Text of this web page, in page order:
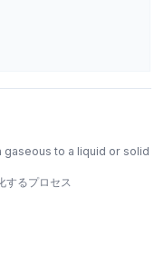
to a liquid or solid
するプロセス